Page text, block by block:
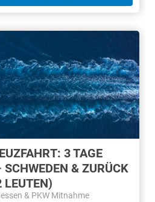
3 TAGE
& ZURÜCK
LEUTEN)
& PKW Mitnahme